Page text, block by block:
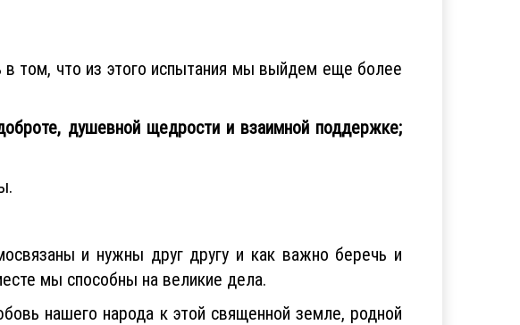
том, что из этого испытания мы выйдем еще более
душевной щедрости и взаимной поддержке;
и нужны друг другу и как важно беречь и
мы способны на великие дела.
нашего народа к этой священной земле, родной